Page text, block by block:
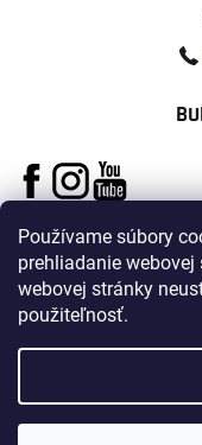
Používame súbory
prehliadanie
webovej stránky
použiteľnosť.